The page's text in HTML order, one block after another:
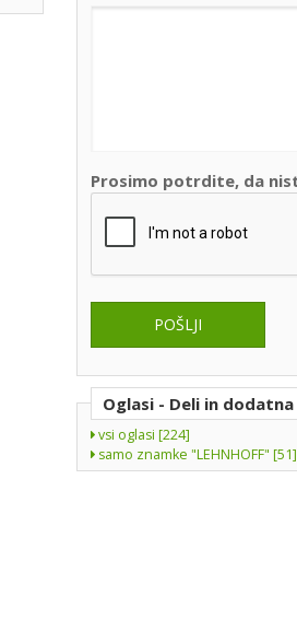
Prosimo potrdite, da
Oglasi - Deli in
vsi oglasi [224]
samo znamke "LEHNHOFF" [51]